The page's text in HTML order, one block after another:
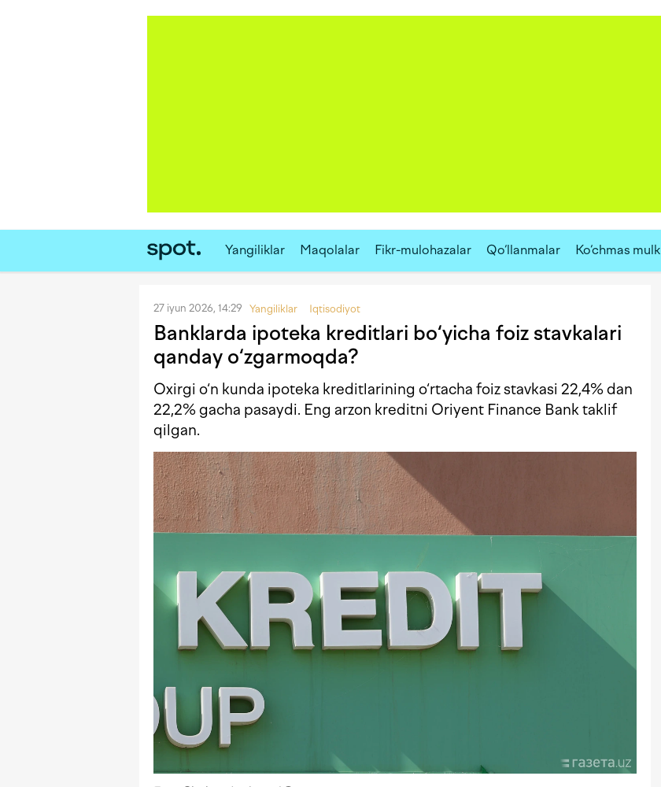
Yangiliklar Maqolalar Fikr-mulohazalar Qo‘llanmalar Ko‘chmas mulk
27 iyun 2026, 14:29 Yangiliklar Iqtisodiyot
Banklarda ipoteka kreditlari bo‘yicha foiz stavkalari
qanday o‘zgarmoqda?
Oxirgi o‘n kunda ipoteka kreditlarining o‘rtacha foiz stavkasi 22,4% dan
22,2% gacha pasaydi. Eng arzon kreditni Oriyent Finance Bank taklif
qilgan.